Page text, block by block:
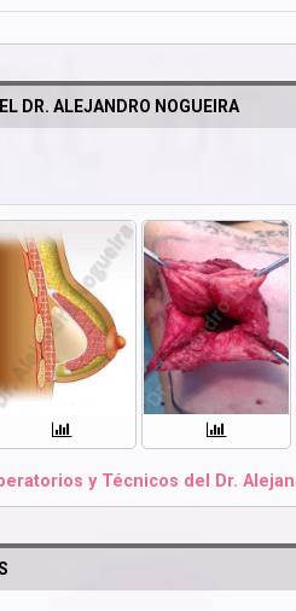
DR. ALEJANDRO NOGUEIRA
y Técnicos del Dr.